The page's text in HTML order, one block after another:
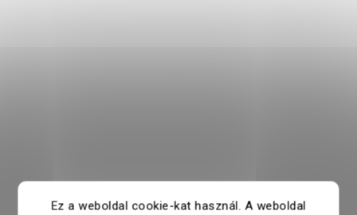
Ez a weboldal cookie-kat használ. A weboldal